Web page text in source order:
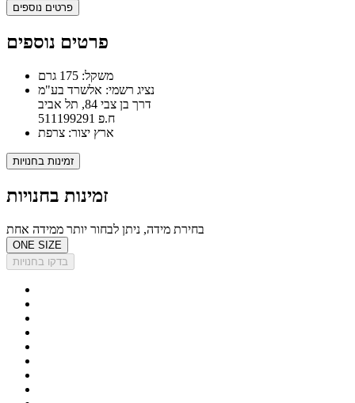
פרטים נוספים
פרטים נוספים
משקל: 175 גרם
נציג רשמי: אלשרד בע"מ
דרך בן צבי 84, תל אביב
ח.פ 511199291
ארץ יצור: צרפת
זמינות בחנויות
זמינות בחנויות
בחירת מידה, ניתן לבחור יותר ממידה אחת
ONE SIZE
בדקו בחנויות